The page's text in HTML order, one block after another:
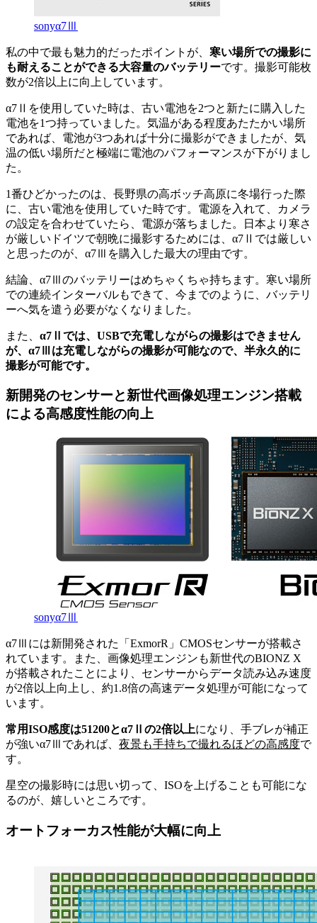
sonyα7Ⅲ
私の中で最も魅力的だったポイントが、 寒い場所での撮影に
も耐えることができる大容量のバッテリーです。撮影可能枚
数が2倍以上に向上しています。
α7Ⅱを使用していた時は、古い電池を2つと新たに購入した
電池を1つ持っていました。気温がある程度あたたかい場所
であれば、電池が3つあれば十分に撮影ができましたが、気
温の低い場所だと極端に電池のパフォーマンスが下がりまし
た。
1番ひどかったのは、長野県の高ボッチ高原に冬場行った際
に、古い電池を使用していた時です。電源を入れて、カメラ
の設定を合わせていたら、電源が落ちました。日本より寒さ
が厳しいドイツで朝晩に撮影するためには、α7Ⅱでは厳しい
と思ったのが、α7Ⅲを購入した最大の理由です。
結論、α7Ⅲのバッテリーはめちゃくちゃ持ちます。寒い場所
での連続インターバルもできて、今までのように、バッテリ
ーへ気を遣う必要がなくなりました。
また、 α7Ⅱでは、USBで充電しながらの撮影はできません
が、α7Ⅲは充電しながらの撮影が可能なので、半永久的に
撮影が可能です。
新開発のセンサーと新世代画像処理エンジン搭載
による高感度性能の向上
sonyα7Ⅲ
α7Ⅲには新開発された「ExmorR」CMOSセンサーが搭載さ
れています。また、画像処理エンジンも新世代のBIONZ X
が搭載されたことにより、センサーからデータ読み込み速度
が2倍以上向上し、約1.8倍の高速データ処理が可能になって
います。
常用ISO感度は51200とα7Ⅱの2倍以上になり、手ブレが補正
が強いα7Ⅲであれば、 夜景も手持ちで撮れるほどの高感度で
す。
星空の撮影時には思い切って、ISOを上げることも可能にな
るのが、嬉しいところです。
オートフォーカス性能が大幅に向上